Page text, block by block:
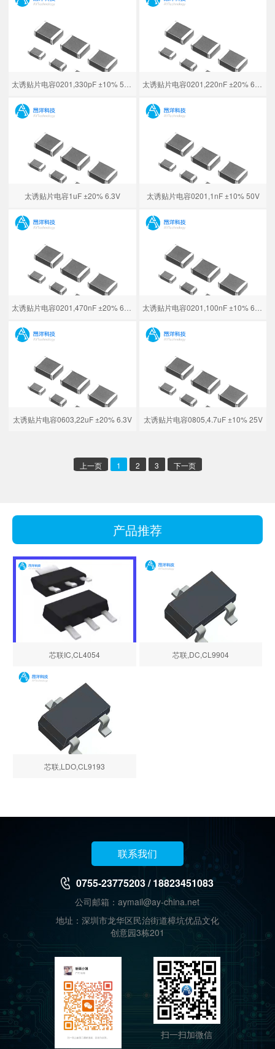
太诱贴片电容1uF ±20% 6.3V 太诱贴片电容0201,1nF ±10% 50V
太诱贴片电容0603,22uF ±20% 6.3V 太诱贴片电容0805,4.7uF ±10% 25V
上一页 1 2 3 下一页
产品推荐
芯联IC,CL4054 芯联,DC,CL9904
芯联,LDO,CL9193
联系我们
0755-23775203 / 18823451083
公司邮箱：aymail@ay-china.net
地址：深圳市龙华区民治街道樟坑优品文化
创意园3栋201
扫一扫加微信